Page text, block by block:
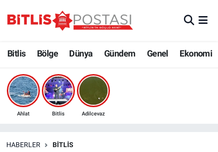
Bitlis Bölge Dünya Gündem Genel Ekonomi
Ahlat Bitlis Adilcevaz
HABERLER BITLIS
Bölge
Çevre
Bitlis Trafik Yoğunluk Haritası
Süper Lig Puan Durumu ve Fikstür